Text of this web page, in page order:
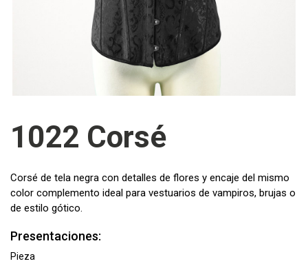
1022 Corsé
Corsé de tela negra con detalles de flores y encaje del mismo
color complemento ideal para vestuarios de vampiros, brujas o
de estilo gótico.
Presentaciones:
Pieza